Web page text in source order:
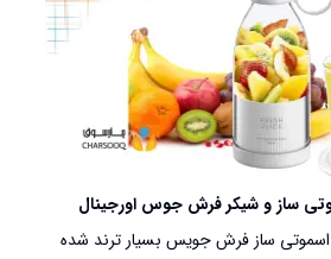
ساز و شیکر فرش جوس اورجینال
اسموتی ساز فرش جویس بسیار ترند شده